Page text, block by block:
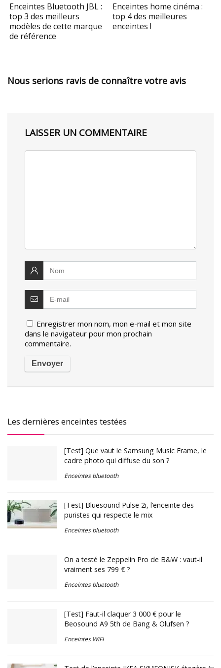
Enceintes Bluetooth JBL :
top 3 des meilleurs
modèles de cette marque
de référence
Enceintes home cinéma :
top 4 des meilleures
enceintes !
Nous serions ravis de connaître votre avis
LAISSER UN COMMENTAIRE
Enregistrer mon nom, mon e-mail et mon site
dans le navigateur pour mon prochain
commentaire.
Les dernières enceintes testées
[Test] Que vaut le Samsung Music Frame, le
cadre photo qui diffuse du son ?
Enceintes bluetooth
[Test] Bluesound Pulse 2i, l’enceinte des
puristes qui respecte le mix
Enceintes bluetooth
On a testé le Zeppelin Pro de B&W : vaut-il
vraiment ses 799 € ?
Enceintes bluetooth
[Test] Faut-il claquer 3 000 € pour le
Beosound A9 5th de Bang & Olufsen ?
Enceintes WiFI